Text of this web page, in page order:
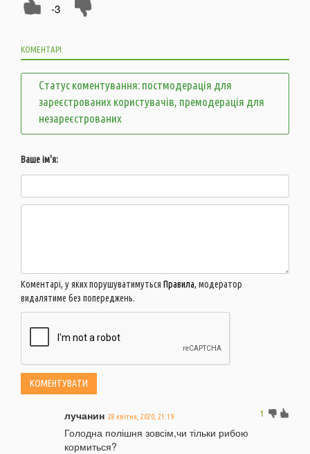
-3
КОМЕНТАРІ:
Статус коментування: постмодерація для
зареєстрованих користувачів, премодерація для
незареєстрованих
Ваше ім'я:
Коментарі, у яких порушуватимуться Правила, модератор
видалятиме без попереджень.
1
лучанин 28 квітня, 2020, 21:19
Голодна полішня зовсім,чи тільки рибою
кормиться?